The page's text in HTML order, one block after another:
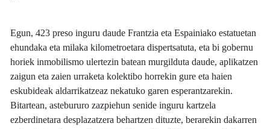
Egun, 423 preso inguru daude Frantzia eta Espainiako estatuetan
ehundaka eta milaka kilometroetara dispertsatuta, eta bi gobernu
horiek inmobilismo ulertezin batean murgilduta daude, aplikatzen
zaigun eta zaien urraketa kolektibo horrekin gure eta haien
eskubideak aldarrikatzeaz nekatuko garen esperantzarekin.
Bitartean, astebururo zazpiehun senide inguru kartzela
ezberdinetara desplazatzera behartzen dituzte, berarekin dakarren